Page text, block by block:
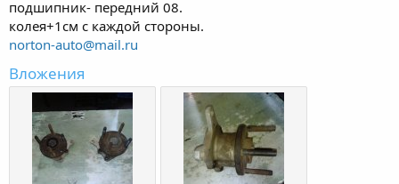
подшипник- передний 08.
колея+1см с каждой стороны.
norton-auto@mail.ru
Вложения